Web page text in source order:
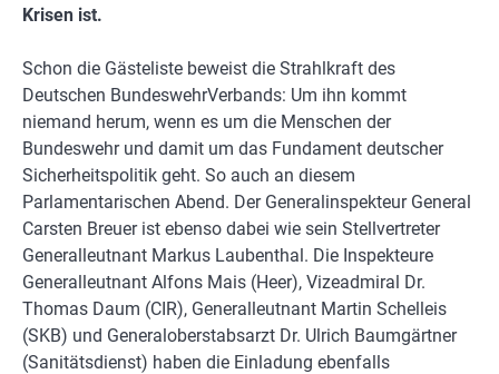
Krisen ist.
Schon die Gästeliste beweist die Strahlkraft des
Deutschen BundeswehrVerbands: Um ihn kommt
niemand herum, wenn es um die Menschen der
Bundeswehr und damit um das Fundament deutscher
Sicherheitspolitik geht. So auch an diesem
Parlamentarischen Abend. Der Generalinspekteur General
Carsten Breuer ist ebenso dabei wie sein Stellvertreter
Generalleutnant Markus Laubenthal. Die Inspekteure
Generalleutnant Alfons Mais (Heer), Vizeadmiral Dr.
Thomas Daum (CIR), Generalleutnant Martin Schelleis
(SKB) und Generaloberstabsarzt Dr. Ulrich Baumgärtner
(Sanitätsdienst) haben die Einladung ebenfalls